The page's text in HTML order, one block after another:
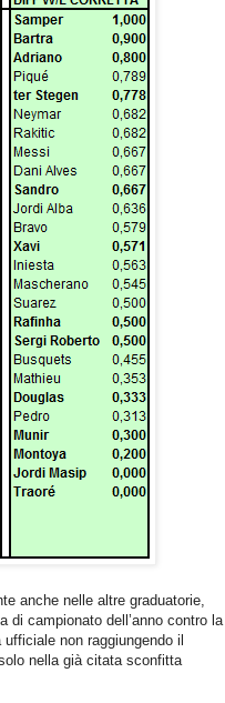
anche nelle altre graduatorie,
campionato dell’anno contro la
non raggiungendo il
nella già citata sconfitta